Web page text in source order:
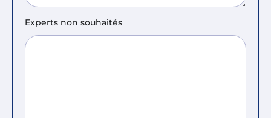
Experts non souhaités